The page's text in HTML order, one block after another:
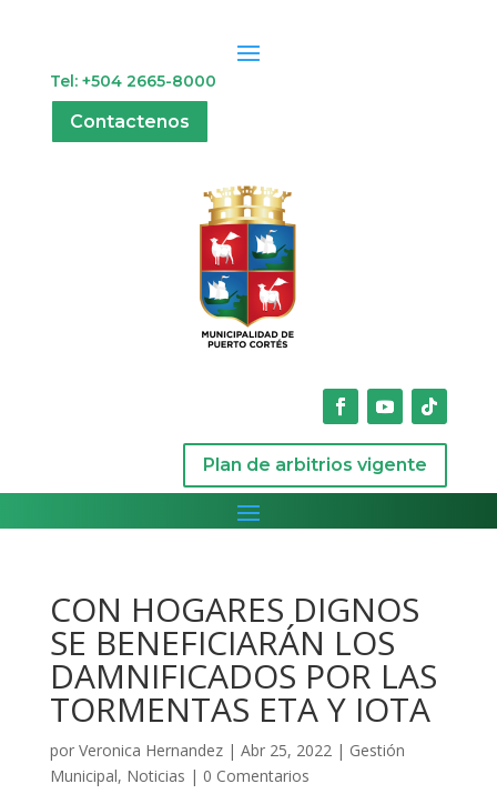
Tel: +504 2665-8000
Contactenos
Plan de arbitrios vigente
CON HOGARES DIGNOS
SE BENEFICIARÁN LOS
DAMNIFICADOS POR LAS
TORMENTAS ETA Y IOTA
por Veronica Hernandez| Abr 25, 2022| Gestión
Municipal, Noticias | 0 Comentarios